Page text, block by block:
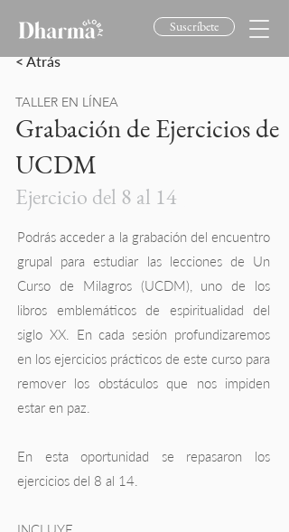
Suscríbete
< Atrás
TALLER EN LÍNEA
93b82071-7ccd-4d4f-bbfe-ab1fa3ac928d
Ejercicio del 8 al 14
Grabación de Ejercicios de
UCDM
Podrás acceder a la grabación del encuentro
grupal para estudiar las lecciones de Un
Curso de Milagros (UCDM), uno de los
libros emblemáticos de espiritualidad del
siglo XX. En cada sesión profundizaremos
en los ejercicios prácticos de este curso para
remover los obstáculos que nos impiden
estar en paz.
En esta oportunidad se repasaron los
ejercicios del 8 al 14.